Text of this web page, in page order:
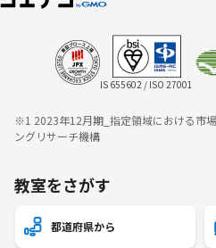
IS 655602 / ISO 27001
※1 2023年12月期_指定領域における市
ングリサーチ機構
教室をさがす
都道府県から